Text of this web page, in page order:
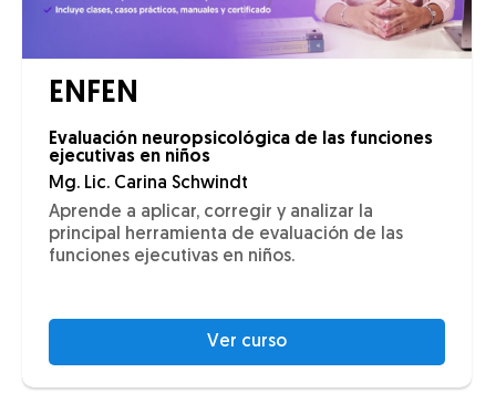
ENFEN
Evaluación neuropsicológica de las funciones
ejecutivas en niños
Mg. Lic. Carina Schwindt
Aprende a aplicar, corregir y analizar la
principal herramienta de evaluación de las
funciones ejecutivas en niños.
Ver curso